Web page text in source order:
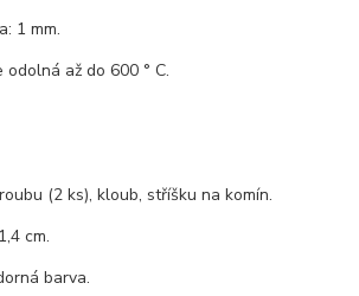
1 mm.
až do 600 ° C.
(2 ks), kloub, stříšku na komín.
cm.
barva.